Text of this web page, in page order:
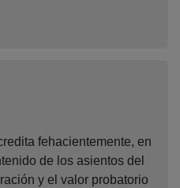
fehacientemente, en
de los asientos del
y el valor probatorio